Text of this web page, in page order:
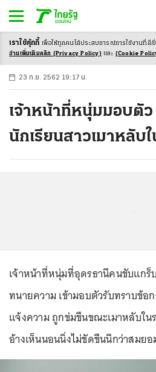
-ก ก ก+
23 ก.ย. 2562 19:17 น.
เจ้าหน้าที่หนุ่มมอบตัว
นักเรียนสาวเมาหลับ
เจ้าหน้าที่หนุ่มที่อุดรธานีคนขับแกร็
ทนายความ เข้ามอบตัวรับทราบข้อ
แจ้งความ ถูกข่มขืนขณะเมาหลับใน
อ้างเห็นนอนนิ่งไม่ขัดขืนนึกว่าสมย
เราใช้คุ้กกี้ เพื่อให้ทุกคนได้ประสบการณ์การใช้งานที่ดี
อ่านเพิ่มเติมคลิก (Privacy Policy) และ (Cookie